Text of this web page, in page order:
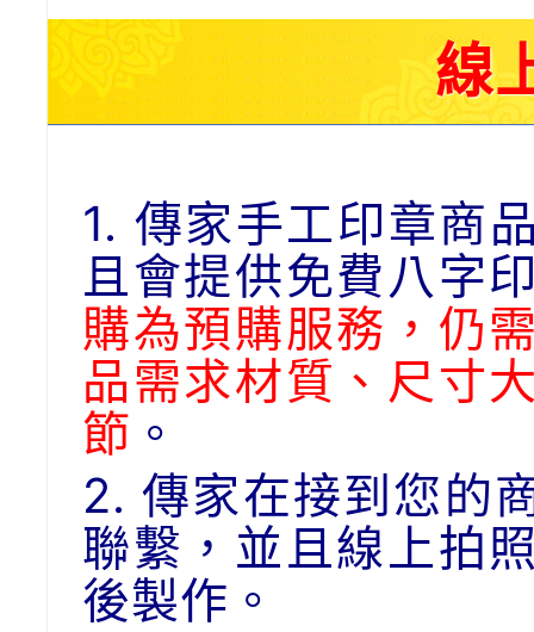
線
1. 傳家手工印章商
且會提供免費八字
購為預購服務，仍
品需求材質、尺寸
節 。
2. 傳家在接到您的
聯繫，並且線上拍
後製作。